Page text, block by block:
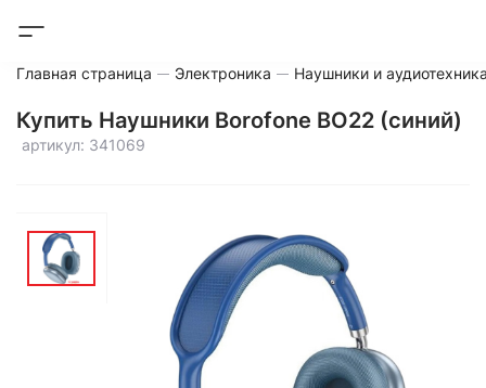
Главная страница Электроника Наушники и
Купить Наушники Borofone BO22 (синий)
артикул: 341069